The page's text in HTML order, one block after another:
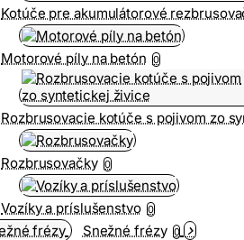
Kotúče pre akumulátorové
Motorové píly na betón 0
Rozbrusovacie kotúče s pojivom zo
Rozbrusovačky 0
Vozíky a príslušenstvo 0
Snežné frézy 0